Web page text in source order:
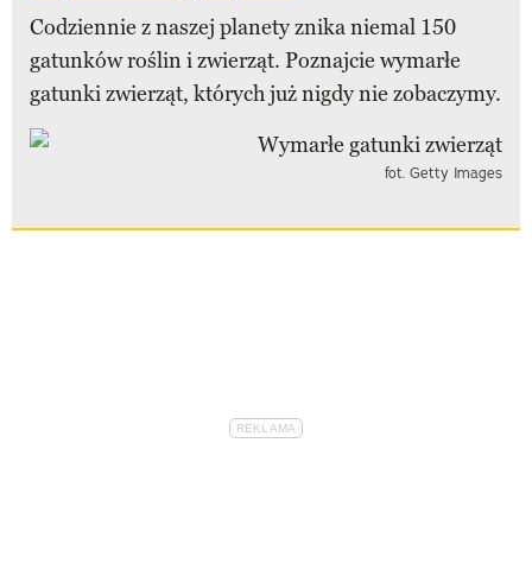
Codziennie z naszej planety znika niemal 150
gatunków roślin i zwierząt. Poznajcie wymarłe
gatunki zwierząt, których już nigdy nie zobaczymy.
fot. Getty Images